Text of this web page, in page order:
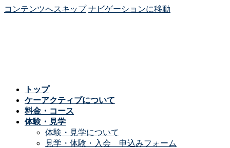
コンテンツへスキップ ナビゲーションに移動
トップ
ケーアクティブについて
料金・コース
体験・見学
体験・見学について
見学・体験・入会 申込みフォーム